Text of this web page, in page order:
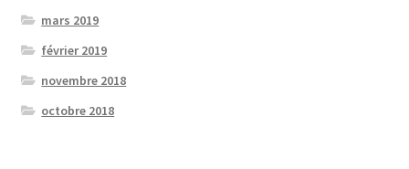
mars 2019
février 2019
novembre 2018
octobre 2018